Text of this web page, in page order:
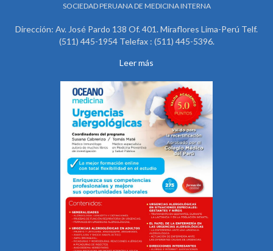
SOCIEDAD PERUANA DE MEDICINA INTERNA
Dirección: Av. José Pardo 138 Of. 401. Miraflores Lima-Perú Telf.
(511) 445-1954 Telefax : (511) 445-5396.
Leer más